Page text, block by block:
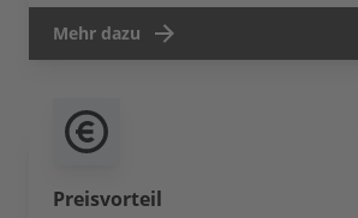
Mehr dazu
Preisvorteil